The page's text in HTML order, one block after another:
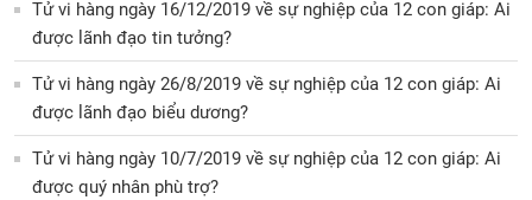
Tử vi hàng ngày 16/12/2019 về sự nghiệp của 12 con giáp: Ai
được lãnh đạo tin tưởng?
Tử vi hàng ngày 26/8/2019 về sự nghiệp của 12 con giáp: Ai
được lãnh đạo biểu dương?
Tử vi hàng ngày 10/7/2019 về sự nghiệp của 12 con giáp: Ai
được quý nhân phù trợ?